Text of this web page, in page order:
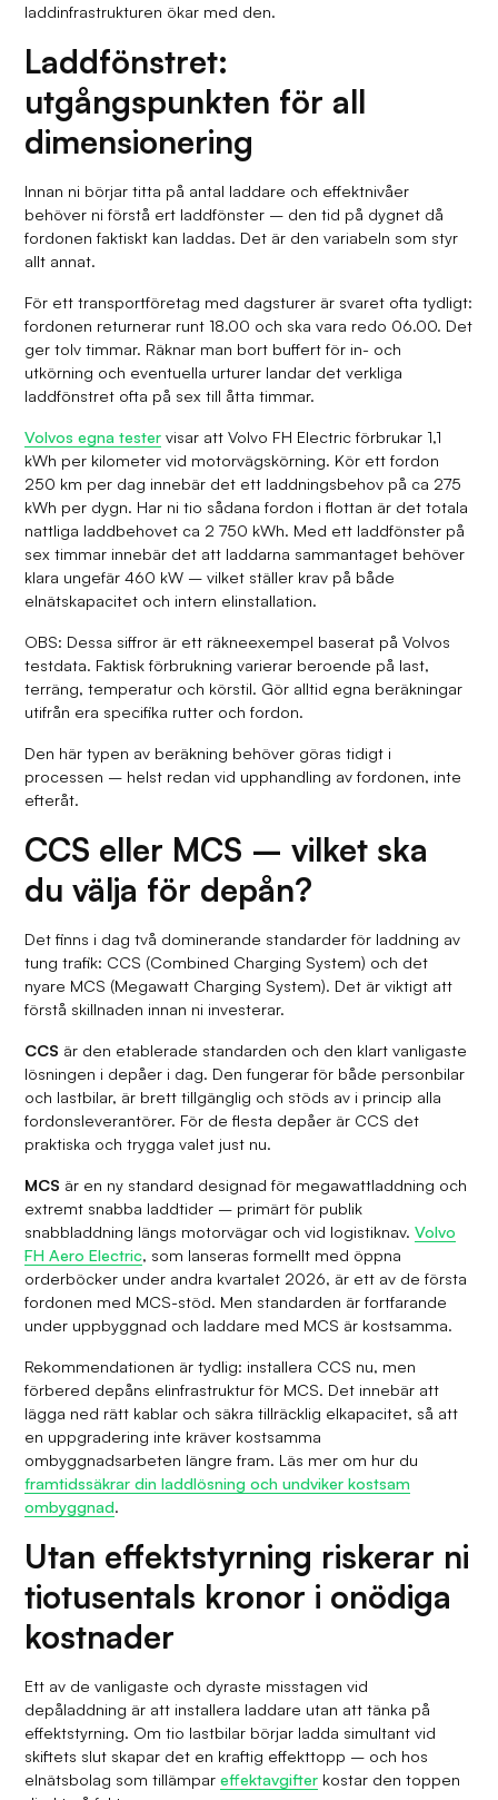
laddinfrastrukturen ökar med den.
Laddfönstret:
utgångspunkten för all
dimensionering
Innan ni börjar titta på antal laddare och effektnivåer
behöver ni förstå ert laddfönster – den tid på dygnet då
fordonen faktiskt kan laddas. Det är den variabeln som styr
allt annat.
För ett transportföretag med dagsturer är svaret ofta tydligt:
fordonen returnerar runt 18.00 och ska vara redo 06.00. Det
ger tolv timmar. Räknar man bort buffert för in- och
utkörning och eventuella urturer landar det verkliga
laddfönstret ofta på sex till åtta timmar.
Volvos egna tester visar att Volvo FH Electric förbrukar 1,1
kWh per kilometer vid motorvägskörning. Kör ett fordon
250 km per dag innebär det ett laddningsbehov på ca 275
kWh per dygn. Har ni tio sådana fordon i flottan är det totala
nattliga laddbehovet ca 2 750 kWh. Med ett laddfönster på
sex timmar innebär det att laddarna sammantaget behöver
klara ungefär 460 kW – vilket ställer krav på både
elnätskapacitet och intern elinstallation.
OBS: Dessa siffror är ett räkneexempel baserat på Volvos
testdata. Faktisk förbrukning varierar beroende på last,
terräng, temperatur och körstil. Gör alltid egna beräkningar
utifrån era specifika rutter och fordon.
Den här typen av beräkning behöver göras tidigt i
processen – helst redan vid upphandling av fordonen, inte
efteråt.
CCS eller MCS – vilket ska
du välja för depån?
Det finns i dag två dominerande standarder för laddning av
tung trafik: CCS (Combined Charging System) och det
nyare MCS (Megawatt Charging System). Det är viktigt att
förstå skillnaden innan ni investerar.
CCS är den etablerade standarden och den klart vanligaste
lösningen i depåer i dag. Den fungerar för både personbilar
och lastbilar, är brett tillgänglig och stöds av i princip alla
fordonsleverantörer. För de flesta depåer är CCS det
praktiska och trygga valet just nu.
MCS är en ny standard designad för megawattladdning och
extremt snabba laddtider – primärt för publik
snabbladdning längs motorvägar och vid logistiknav.Volvo
FH Aero Electric, som lanseras formellt med öppna
orderböcker under andra kvartalet 2026, är ett av de första
fordonen med MCS-stöd. Men standarden är fortfarande
under uppbyggnad och laddare med MCS är kostsamma.
Rekommendationen är tydlig: installera CCS nu, men
förbered depåns elinfrastruktur för MCS. Det innebär att
lägga ned rätt kablar och säkra tillräcklig elkapacitet, så att
en uppgradering inte kräver kostsamma
ombyggnadsarbeten längre fram. Läs mer om hur du
framtidssäkrar din laddlösning och undviker kostsam
ombyggnad.
Utan effektstyrning riskerar ni
tiotusentals kronor i onödiga
kostnader
Ett av de vanligaste och dyraste misstagen vid
depåladdning är att installera laddare utan att tänka på
effektstyrning. Om tio lastbilar börjar ladda simultant vid
skiftets slut skapar det en kraftig effekttopp – och hos
elnätsbolag som tillämpareffektavgifter kostar den toppen